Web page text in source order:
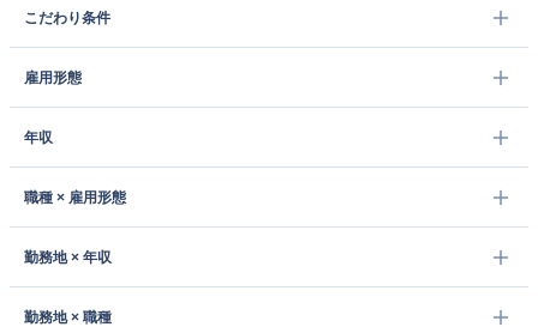
こだわり条件
雇用形態
年収
職種 × 雇用形態
勤務地 × 年収
勤務地 × 職種